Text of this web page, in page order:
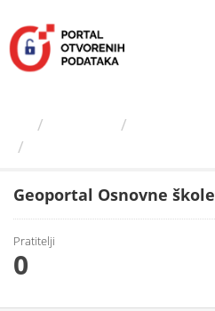
sadržaj
Geoportal Osnovne škole
Pratitelji
0